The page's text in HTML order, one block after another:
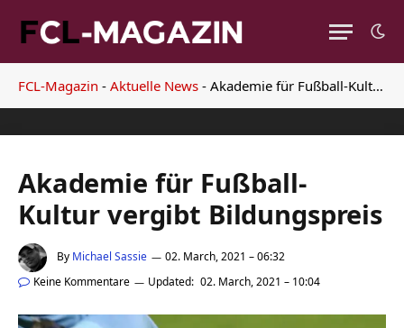
FCL-Magazin - Aktuelle News - Akademie für Fußball-Kultur vergibt Bildungspreis
Akademie für Fußball-
Kultur vergibt Bildungspreis
By Michael Sassie
02. March, 2021 – 06:32
Keine Kommentare
Updated: 02. March, 2021 – 10:04